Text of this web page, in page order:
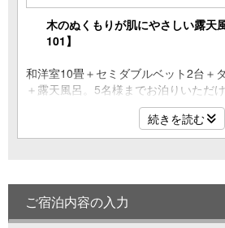
木のぬくもりが肌にやさしい露天
101】
和洋室10畳＋セミダブルベット2台＋
＋露天風呂。5名様までお泊りいただけ
木の温もりが特徴の「八角形の露天風
室内準バリアフリー対応。
■全室禁煙、無料Wi-Fi
■アメニティ：タオル、バスタオル、
カミソリ、くし・ブラシ、シャンプー
ボディソープ、浴衣、バスローブ 等
続きを読む
ご宿泊内容の入力